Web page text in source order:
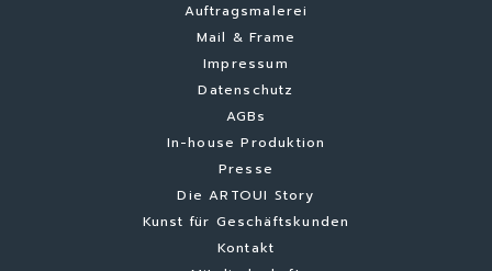
Auftragsmalerei
Mail & Frame
Impressum
Datenschutz
AGBs
In-house Produktion
Presse
Die ARTOUI Story
Kunst für Geschäftskunden
Kontakt